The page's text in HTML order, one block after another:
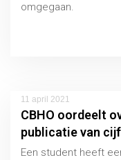
omgegaan.
11 april 2021
CBHO oordeelt
publicatie van
Een student heeft